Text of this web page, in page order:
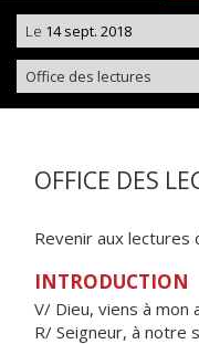
Le 14 sept. 2018
Office des lectures
OFFICE DES
Revenir aux lectures
INTRODUCTION
V/ Dieu, viens à mon
R/ Seigneur, à notre